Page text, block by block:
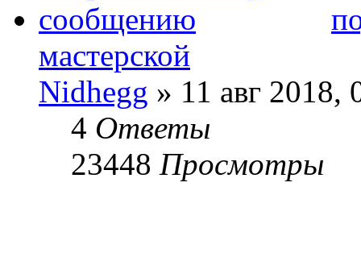
мастерской
Nidhegg » 11 авг 2018,
4 Ответы
23448 Просмотры